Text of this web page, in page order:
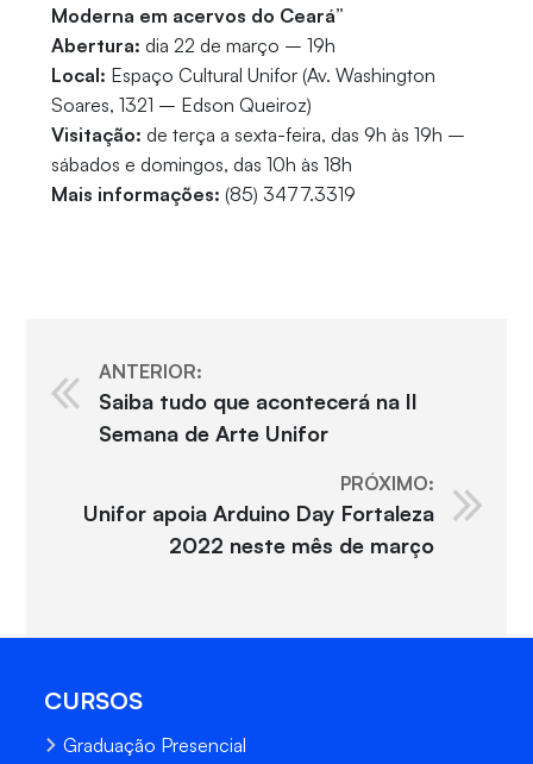
Moderna em acervos do Ceará”
Abertura: dia 22 de março – 19h
Local: Espaço Cultural Unifor (Av. Washington
Soares, 1321 – Edson Queiroz)
Visitação: de terça a sexta-feira, das 9h às 19h –
sábados e domingos, das 10h às 18h
Mais informações: (85) 3477.3319
ANTERIOR:
Saiba tudo que acontecerá na II
Semana de Arte Unifor
PRÓXIMO:
Unifor apoia Arduino Day Fortaleza
2022 neste mês de março
CURSOS
Graduação Presencial